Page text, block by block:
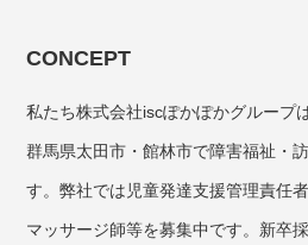
CONCEPT
私たち株式会社iscぽかぽかグループ
群馬県太田市・館林市で障害福祉・
す。弊社では児童発達支援管理責任
マッサージ師等を募集中です。新卒